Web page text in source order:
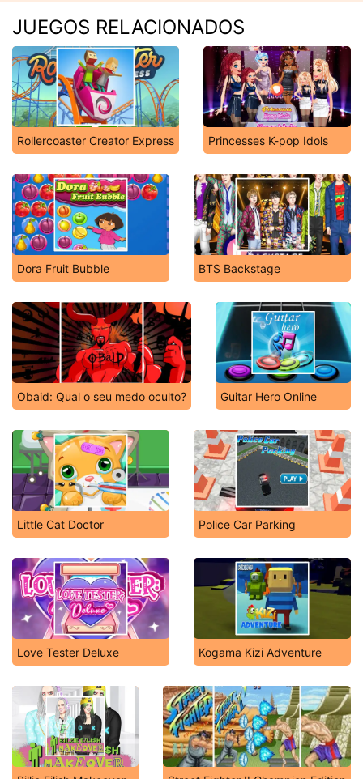
JUEGOS RELACIONADOS
Rollercoaster Creator Express Princesses K-pop Idols
Dora Fruit Bubble BTS Backstage
Obaid: Qual o seu medo oculto? Guitar Hero Online
Little Cat Doctor Police Car Parking
Love Tester Deluxe Kogama Kizi Adventure